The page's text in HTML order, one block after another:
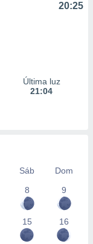
20:25
Última luz
21:04
Sáb
Dom
8 9
15 16